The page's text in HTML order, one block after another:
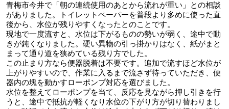
青梅市今井で「朝の連続使用のあとから流れが重い」との相談
がありました。トイレットペーパーを普段より多めに使った直
後から、水位が残りやすくなったとのことです。
現地で一度流すと、水位は下がるものの勢いが弱く、途中で動
きが鈍くなりました。硬い異物の引っ掛かりはなく、紙がまと
まって通り道を狭めている残り方でした。
この止まり方なら便器脱着は不要です。追加で流すほど水位が
上がりやすいので、作業に入るまで流さず待っていただき、便
器内の塊を動かすローポンプ対応を選びました。
水位を整えてローポンプを当て、反応を見ながら押し引きを行
うと、途中で抵抗が軽くなり水位の下がり方が切り替わりまし